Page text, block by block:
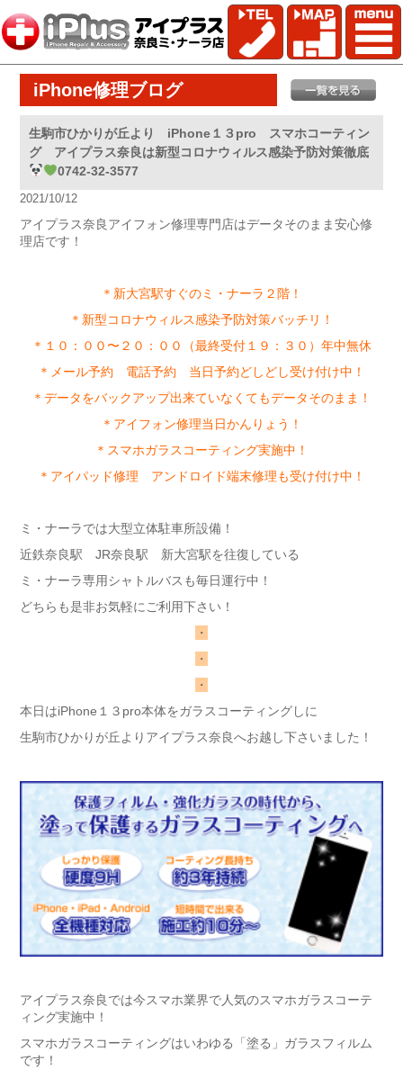
iPhone修理ブログ
生駒市ひかりが丘より iPhone１３pro スマホコーティン
グ アイプラス奈良は新型コロナウィルス感染予防対策徹底
0742-32-3577
2021/10/12
アイプラス奈良アイフォン修理専門店はデータそのまま安心修
理店です！
＊新大宮駅すぐのミ・ナーラ２階！
＊新型コロナウィルス感染予防対策バッチリ！
＊１０：００〜２０：００（最終受付１９：３０）年中無休
＊メール予約 電話予約 当日予約どしどし受け付け中！
＊データをバックアップ出来ていなくてもデータそのまま！
＊アイフォン修理当日かんりょう！
＊スマホガラスコーティング実施中！
＊アイパッド修理 アンドロイド端末修理も受け付け中！
ミ・ナーラでは大型立体駐車所設備！
近鉄奈良駅 JR奈良駅 新大宮駅を往復している
ミ・ナーラ専用シャトルバスも毎日運行中！
どちらも是非お気軽にご利用下さい！
・
・
・
本日はiPhone１３pro本体をガラスコーティングしに
生駒市ひかりが丘よりアイプラス奈良へお越し下さいました！
アイプラス奈良では今スマホ業界で人気のスマホガラスコーテ
ィング実施中！
スマホガラスコーティングはいわゆる「塗る」ガラスフィルム
です！